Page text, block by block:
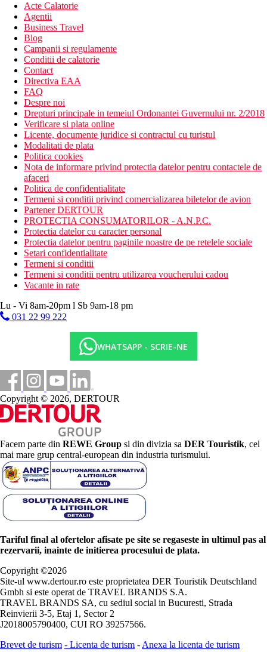
Acte Calatorie
Agentii
Business Travel
Blog
Campanii si regulamente
Conditii de calatorie
Contact
Directiva EAA
FAQ
Despre noi
Drepturi principale in temeiul Ordonantei Guvernului nr. 2/2018
Verificare si plata online
Licente, documente juridice si contractul cu turistul
Modalitati de plata
Politica cookies
Nota de informare privind protectia datelor pentru contactele de
afaceri
Politica de confidentialitate
Termeni si conditii privind comercializarea biletelor de avion
Partener DERTOUR
PROTECTIA CONSUMATORILOR - A.N.P.C.
Protectia datelor cu caracter personal
Protectia datelor pentru paginile noastre de pe retelele sociale
Setari confidentialitate
Termeni si conditii
Termeni si conditii pentru utilizarea voucherului cadou
Vacante in rate
Lu - Vi 8am-20pm l Sb 9am-18 pm
031 22 99 222
WHATSAPP - SCRIE-NE
Copyright © 2026, DERTOUR
Facem parte din REWE Group si din divizia sa DER Touristik, cel
mai mare grup central-european din industria turismului.
Tariful final al ofertelor afisate pe site se regaseste in ultimul pas al
rezervarii, inainte de initierea procesului de plata.
Copyright ©2026
Site-ul www.dertour.ro este proprietatea DER Touristik Deutschland
Gmbh si este operat de TRAVEL BRANDS S.A.
TRAVEL BRANDS SA, cu sediul social in Bucuresti, Strada
Reinvierii 3-5, Etaj 1, Sector 2
J2018005790400, CUI RO 39257566.
Brevet de turism - Licenta de turism - Anexa la licenta de turism